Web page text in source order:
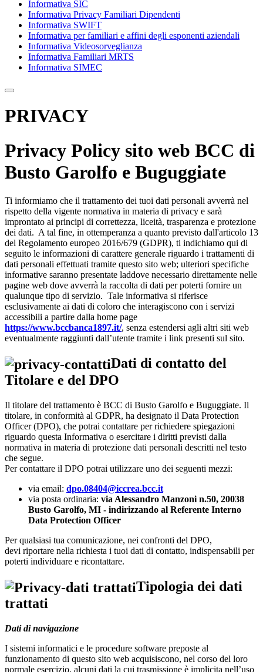
Informativa SIC
Informativa Privacy Familiari Dipendenti
Informativa SWIFT
Informativa per familiari e affini degli esponenti aziendali
Informativa Videosorveglianza
Informativa Familiari MRTS
Informativa SIMEC
PRIVACY
Privacy Policy sito web BCC di
Busto Garolfo e Buguggiate
Ti informiamo che il trattamento dei tuoi dati personali avverrà nel
rispetto della vigente normativa in materia di privacy e sarà
improntato ai principi di correttezza, liceità, trasparenza e protezione
dei dati. A tal fine, in ottemperanza a quanto previsto dall'articolo 13
del Regolamento europeo 2016/679 (GDPR), ti indichiamo qui di
seguito le informazioni di carattere generale riguardo i trattamenti di
dati personali effettuati tramite questo sito web; ulteriori specifiche
informative saranno presentate laddove necessario direttamente nelle
pagine web dove avverrà la raccolta di dati per poterti fornire un
qualunque tipo di servizio. Tale informativa si riferisce
esclusivamente ai dati di coloro che interagiscono con i servizi
accessibili a partire dalla home page
https://www.bccbanca1897.it/, senza estendersi agli altri siti web
eventualmente raggiunti dall’utente tramite i link presenti sul sito.
Dati di contatto del
Titolare e del DPO
Il titolare del trattamento è BCC di Busto Garolfo e Buguggiate. Il
titolare, in conformità al GDPR, ha designato il Data Protection
Officer (DPO), che potrai contattare per richiedere spiegazioni
riguardo questa Informativa o esercitare i diritti previsti dalla
normativa in materia di protezione dati personali descritti nel testo
che segue.
Per contattare il DPO potrai utilizzare uno dei seguenti mezzi:
via email: dpo.08404@iccrea.bcc.it
via posta ordinaria: via Alessandro Manzoni n.50, 20038
Busto Garolfo, MI - indirizzando al Referente Interno
Data Protection Officer
Per qualsiasi tua comunicazione, nei confronti del DPO,
devi riportare nella richiesta i tuoi dati di contatto, indispensabili per
poterti individuare e ricontattare.
Tipologia dei dati
trattati
Dati di navigazione
I sistemi informatici e le procedure software preposte al
funzionamento di questo sito web acquisiscono, nel corso del loro
normale esercizio, alcuni dati la cui trasmissione è implicita nell’uso